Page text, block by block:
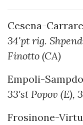
Cesena-
34'pt rig.
Finotto (CA)
Empoli-
33'st Popov (E),
Frosinone-